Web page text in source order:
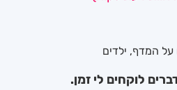
על המדף, ילדים
לוקחים לי זמן.